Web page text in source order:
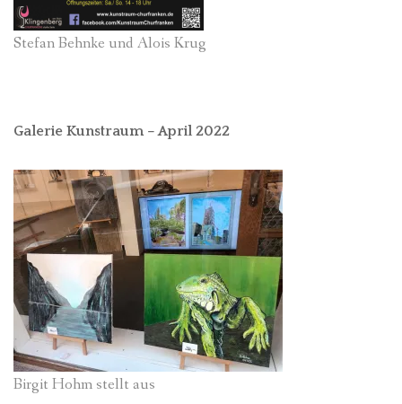
Stefan Behnke und Alois Krug
Galerie Kunstraum – April 2022
Birgit Hohm stellt aus